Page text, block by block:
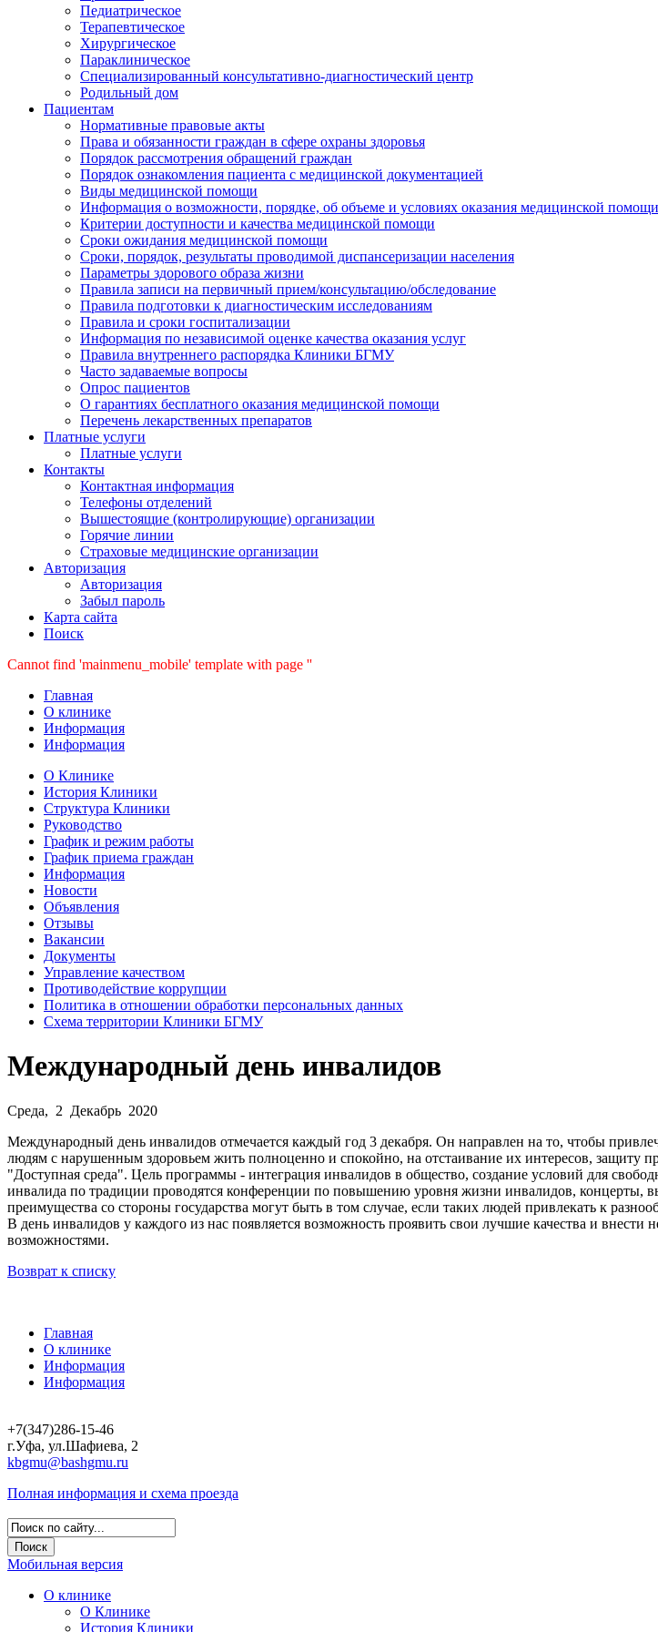
Педиатрическое
Терапевтическое
Хирургическое
Параклиническое
Специализированный консультативно-диагностический центр
Родильный дом
Пациентам
Нормативные правовые акты
Права и обязанности граждан в сфере охраны здоровья
Порядок рассмотрения обращений граждан
Порядок ознакомления пациента с медицинской документацией
Виды медицинской помощи
Информация о возможности, порядке, об объеме и условиях оказания медицинской
Критерии доступности и качества медицинской помощи
Сроки ожидания медицинской помощи
Сроки, порядок, результаты проводимой диспансеризации населения
Параметры здорового образа жизни
Правила записи на первичный прием/консультацию/обследование
Правила подготовки к диагностическим исследованиям
Правила и сроки госпитализации
Информация по независимой оценке качества оказания услуг
Правила внутреннего распорядка Клиники БГМУ
Часто задаваемые вопросы
Опрос пациентов
О гарантиях бесплатного оказания медицинской помощи
Перечень лекарственных препаратов
Платные услуги
Платные услуги
Контакты
Контактная информация
Телефоны отделений
Вышестоящие (контролирующие) организации
Горячие линии
Страховые медицинские организации
Авторизация
Авторизация
Забыл пароль
Карта сайта
Поиск
Cannot find 'mainmenu_mobile' template with page ''
Главная
О клинике
Информация
Информация
О Клинике
История Клиники
Структура Клиники
Руководство
График и режим работы
График приема граждан
Информация
Новости
Объявления
Отзывы
Вакансии
Документы
Управление качеством
Противодействие коррупции
Политика в отношении обработки персональных данных
Схема территории Клиники БГМУ
Международный день инвалидов
Среда, 2 Декабрь 2020
Международный день инвалидов отмечается каждый год 3 декабря. Он направлен на то, чтобы
людям с нарушенным здоровьем жить полноценно и спокойно, на отстаивание их интересов, защиту
"Доступная среда". Цель программы - интеграция инвалидов в общество, создание условий для
инвалида по традиции проводятся конференции по повышению уровня жизни инвалидов, концерты,
преимущества со стороны государства могут быть в том случае, если таких людей привлекать к
В день инвалидов у каждого из нас появляется возможность проявить свои лучшие качества и
возможностями.
Возврат к списку
Главная
О клинике
Информация
Информация
+7(347)286-15-46
г.Уфа, ул.Шафиева, 2
kbgmu@bashgmu.ru
Полная информация и схема проезда
Мобильная версия
О клинике
О Клинике
История Клиники